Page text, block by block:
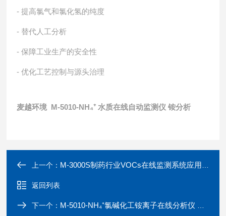
- 提高氯气和氯化氢的纯度
- 替代人工分析
- 保障工业生产的安全性
- 优化工艺控制与源头治理
麦越环境 M-5010-NH₄⁺ 水质在线自动监测仪 铵分析
上一个： M-3000S制药行业VOCs在线监测系统应用方案
返回列表
下一个： M-5010-NH₄⁺氯碱化工铵离子在线分析仪 工业专用